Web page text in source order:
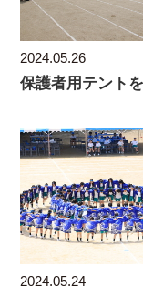
2024.05.26
2024.05.24